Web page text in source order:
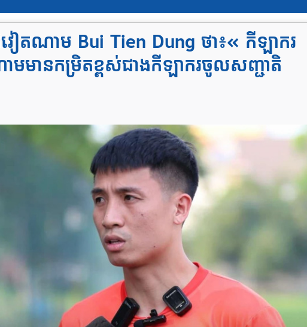
តិវៀតណាម Bui Tien Dung ថា៖« កីឡាករ
មានកម្រិតខ្ពស់ជាងកីឡាករចូលសញ្ជាតិ